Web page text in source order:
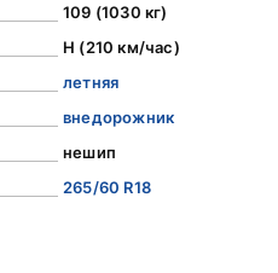
109 (1030 кг)
H (210 км/час)
летняя
внедорожник
нешип
265/60 R18